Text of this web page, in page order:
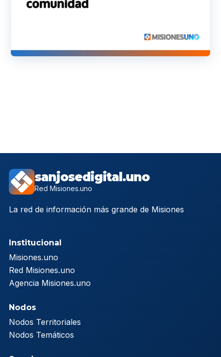
sanjosedigital.uno
Red Misiones.uno
La red de información más grande de Misiones
Institucional
Misiones.uno
Red Misiones.uno
Agencia Misiones.uno
Nodos
Nodos Territoriales
Nodos Temáticos